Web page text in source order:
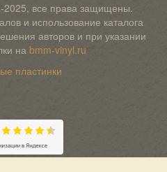
2025, все права защищены.
и использование каталога
авторов и при указании
на bmm-vinyl.ru
пластинки